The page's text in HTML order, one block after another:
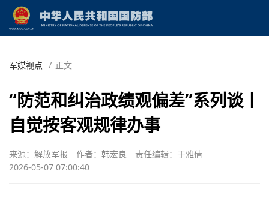
军媒视点 / 正文
“防范和纠治政绩观偏差”系列谈丨
自觉按客观规律办事
来源：解放军报 作者：韩宏良
责任编辑：于雅倩
2026-05-07 07:00:40